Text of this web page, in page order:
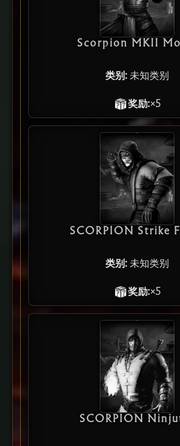
Scorpion MKII
类别: 未知类别
奖励:×5
SCORPION Strike
类别: 未知类别
奖励:×5
SCORPION